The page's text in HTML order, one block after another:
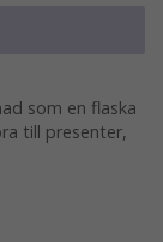
som en flaska
till presenter,